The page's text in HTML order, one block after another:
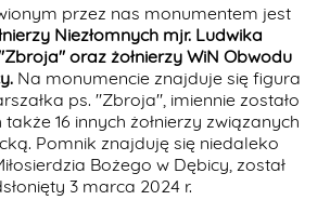
przez nas monumentem jest
Niezłomnych mjr. Ludwika
oraz żołnierzy WiN Obwodu
Na monumencie znajduje się figura
ps. "Zbroja", imiennie zostało
16 innych żołnierzy związanych
Pomnik znajduję się niedaleko
Bożego w Dębicy, został
3 marca 2024 r.